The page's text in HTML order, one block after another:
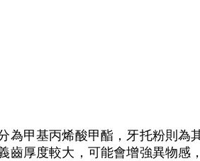
為甲基丙烯酸甲酯，牙托粉則為
齒厚度較大，可能會增強異物感